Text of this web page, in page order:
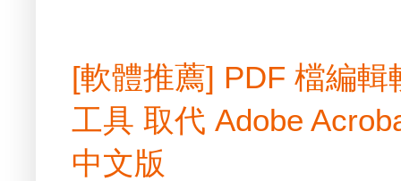
[軟體推薦] PDF 檔編
工具 取代 Adobe
中文版